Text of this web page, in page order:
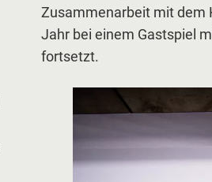
Zusammenarbeit mit dem
Jahr bei einem Gastspiel
fortsetzt.